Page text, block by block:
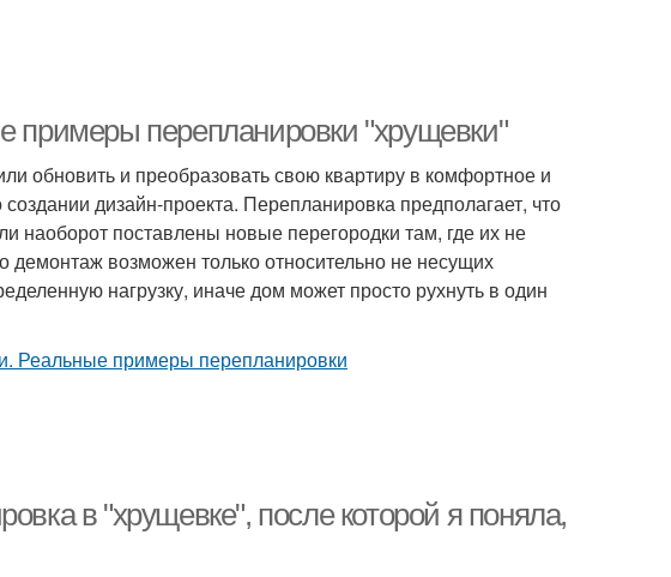
примеры перепланировки "хрущевки"
обновить и преобразовать свою квартиру в комфортное и
дизайн-проекта. Перепланировка предполагает, что
наоборот поставлены новые перегородки там, где их не
возможен только относительно не несущих
нагрузку, иначе дом может просто рухнуть в один
в "хрущевке", после которой я поняла,